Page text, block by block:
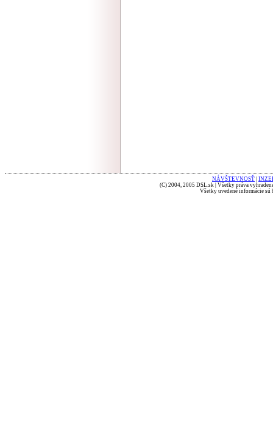
NÁVŠTEVNOSŤ
(C) 2004, 2005 DSL.sk | Všetky práva
Všetky uvedené informácie sú